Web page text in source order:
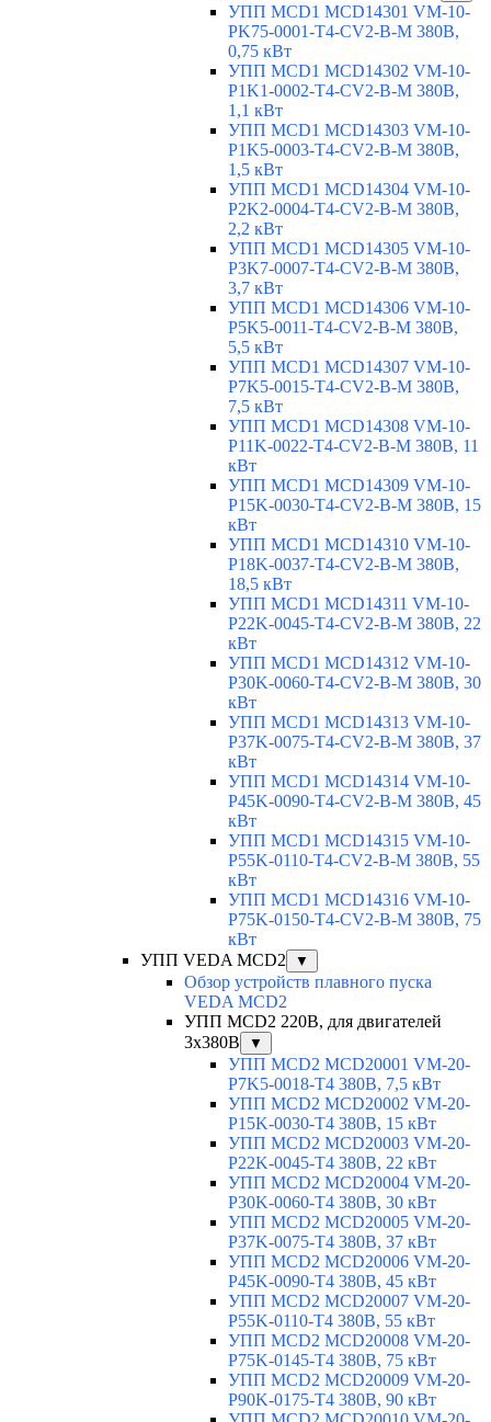
УПП MCD1 MCD14301 VM-10-
PK75-0001-T4-CV2-B-M 380В,
0,75 кВт
УПП MCD1 MCD14302 VM-10-
P1K1-0002-T4-CV2-B-M 380В,
1,1 кВт
УПП MCD1 MCD14303 VM-10-
P1K5-0003-T4-CV2-B-M 380В,
1,5 кВт
УПП MCD1 MCD14304 VM-10-
P2K2-0004-T4-CV2-B-M 380В,
2,2 кВт
УПП MCD1 MCD14305 VM-10-
P3K7-0007-T4-CV2-B-M 380В,
3,7 кВт
УПП MCD1 MCD14306 VM-10-
P5K5-0011-T4-CV2-B-M 380В,
5,5 кВт
УПП MCD1 MCD14307 VM-10-
P7K5-0015-T4-CV2-B-M 380В,
7,5 кВт
УПП MCD1 MCD14308 VM-10-
P11K-0022-T4-CV2-B-M 380В, 11
кВт
УПП MCD1 MCD14309 VM-10-
P15K-0030-T4-CV2-B-M 380В, 15
кВт
УПП MCD1 MCD14310 VM-10-
P18K-0037-T4-CV2-B-M 380В,
18,5 кВт
УПП MCD1 MCD14311 VM-10-
P22K-0045-T4-CV2-B-M 380В, 22
кВт
УПП MCD1 MCD14312 VM-10-
P30K-0060-T4-CV2-B-M 380В, 30
кВт
УПП MCD1 MCD14313 VM-10-
P37K-0075-T4-CV2-B-M 380В, 37
кВт
УПП MCD1 MCD14314 VM-10-
P45K-0090-T4-CV2-B-M 380В, 45
кВт
УПП MCD1 MCD14315 VM-10-
P55K-0110-T4-CV2-B-M 380В, 55
кВт
УПП MCD1 MCD14316 VM-10-
P75K-0150-T4-CV2-B-M 380В, 75
кВт
УПП VEDA MCD2
▼
Обзор устройств плавного пуска
VEDA MCD2
УПП MCD2 220В, для двигателей
3х380В
▼
УПП MCD2 MCD20001 VM-20-
P7K5-0018-T4 380В, 7,5 кВт
УПП MCD2 MCD20002 VM-20-
P15K-0030-T4 380В, 15 кВт
УПП MCD2 MCD20003 VM-20-
P22K-0045-T4 380В, 22 кВт
УПП MCD2 MCD20004 VM-20-
P30K-0060-T4 380В, 30 кВт
УПП MCD2 MCD20005 VM-20-
P37K-0075-T4 380В, 37 кВт
УПП MCD2 MCD20006 VM-20-
P45K-0090-T4 380В, 45 кВт
УПП MCD2 MCD20007 VM-20-
P55K-0110-T4 380В, 55 кВт
УПП MCD2 MCD20008 VM-20-
P75K-0145-T4 380В, 75 кВт
УПП MCD2 MCD20009 VM-20-
P90K-0175-T4 380В, 90 кВт